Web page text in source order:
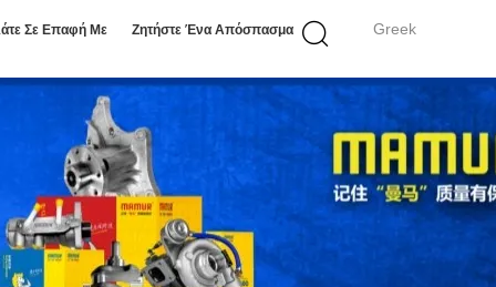
Greek
Σε Επαφή Με Ζητήστε Ένα Απόσπασμα